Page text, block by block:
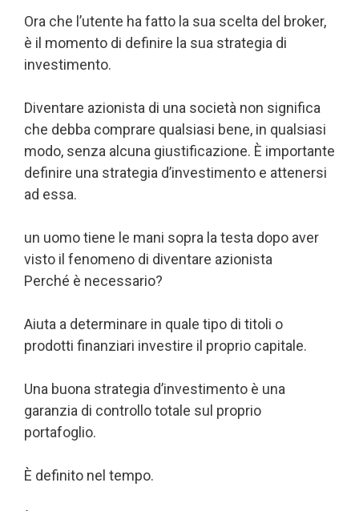
Ora che l’utente ha fatto la sua scelta del broker,
è il momento di definire la sua strategia di
investimento.
Diventare azionista di una società non significa
che debba comprare qualsiasi bene, in qualsiasi
modo, senza alcuna giustificazione. È importante
definire una strategia d’investimento e attenersi
ad essa.
un uomo tiene le mani sopra la testa dopo aver
visto il fenomeno di diventare azionista
Perché è necessario?
Aiuta a determinare in quale tipo di titoli o
prodotti finanziari investire il proprio capitale.
Una buona strategia d’investimento è una
garanzia di controllo totale sul proprio
portafoglio.
È definito nel tempo.